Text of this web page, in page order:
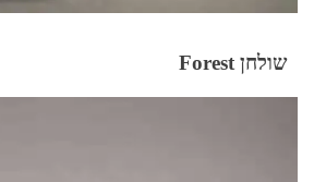
שולחן Forest